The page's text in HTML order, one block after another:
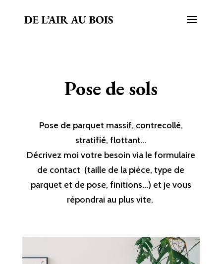
Pose de sols
Pose de parquet massif, contrecollé,
stratifié, flottant…
Décrivez moi votre besoin via le formulaire
de contact (taille de la pièce, type de
parquet et de pose, finitions…) et je vous
répondrai au plus vite.